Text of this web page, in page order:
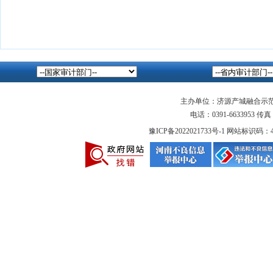
主办单位：济源产城融合示
电话：0391-6633953 传
豫ICP备2022021733号-1 网站标识码：